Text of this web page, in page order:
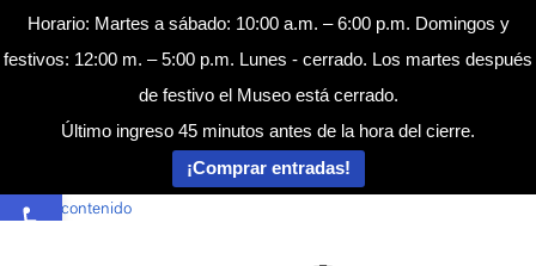
Horario: Martes a sábado: 10:00 a.m. – 6:00 p.m. Domingos y
festivos: 12:00 m. – 5:00 p.m. Lunes - cerrado. Los martes después
de festivo el Museo está cerrado.
Último ingreso 45 minutos antes de la hora del cierre.
¡Comprar entradas!
Abrir barra de herramientas
Saltar al contenido